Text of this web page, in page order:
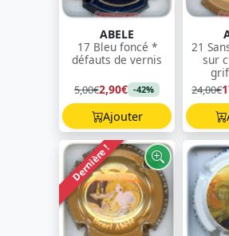
ABELE
17 Bleu foncé *
défauts de vernis
5,00€2,90€ -42%
Ajouter
21
sur
24,00€
Dernière !